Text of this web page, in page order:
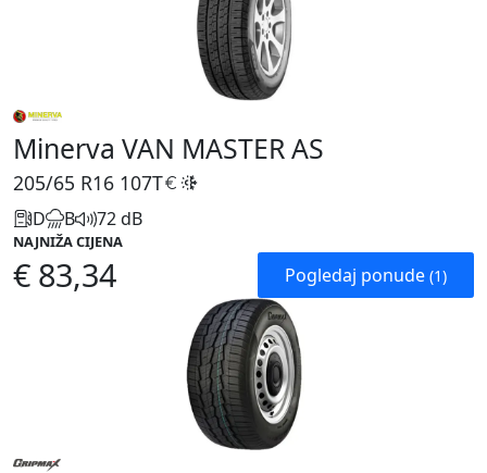
Minerva VAN MASTER AS
205/65 R16 107T
D B 72 dB
NAJNIŽA CIJENA
€ 83,34 Pogledaj ponude (1)